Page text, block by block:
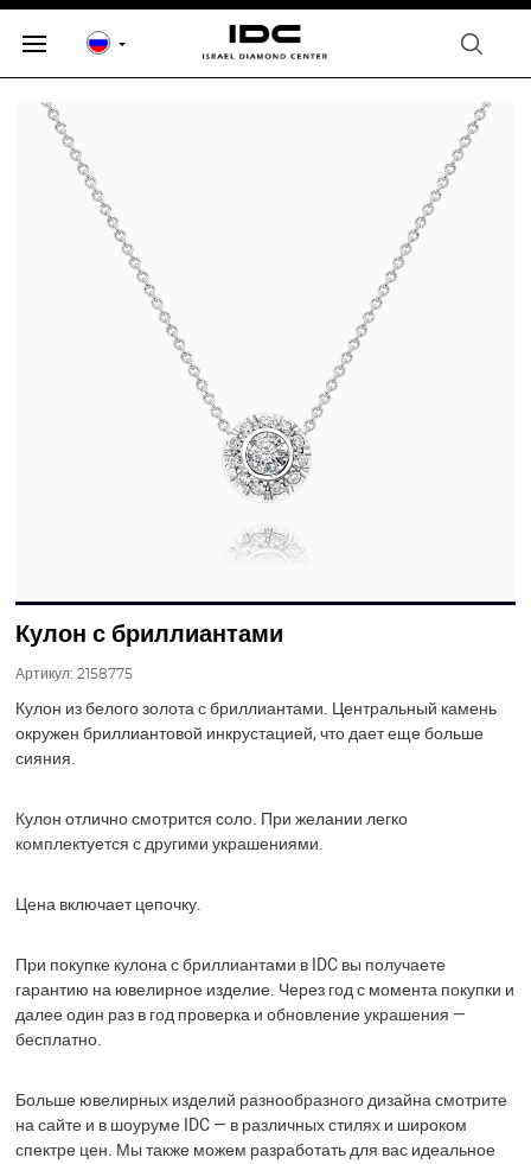
Кулон с бриллиантами
Артикул:2158775
Кулон из белого золота с бриллиантами. Центральный камень
окружен бриллиантовой инкрустацией, что дает еще больше
сияния.
Кулон отлично смотрится соло. При желании легко
комплектуется с другими украшениями.
Цена включает цепочку.
При покупке кулона с бриллиантами в IDC вы получаете
гарантию на ювелирное изделие. Через год с момента покупки и
далее один раз в год проверка и обновление украшения —
бесплатно.
Больше ювелирных изделий разнообразного дизайна смотрите
на сайте и в шоуруме IDC — в различных стилях и широком
спектре цен. Мы также можем разработать для вас идеальное